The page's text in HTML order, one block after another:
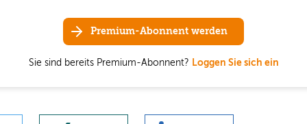
Premium-Abonnent werden
Sie sind bereits Premium-Abonnent? Loggen Sie sich ein